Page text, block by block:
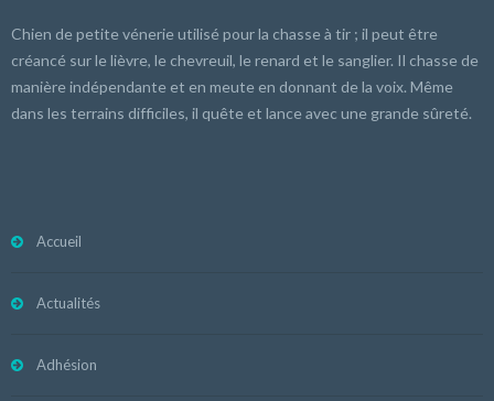
Chien de petite vénerie utilisé pour la chasse à tir ; il peut être
créancé sur le lièvre, le chevreuil, le renard et le sanglier. Il chasse de
manière indépendante et en meute en donnant de la voix. Même
dans les terrains difficiles, il quête et lance avec une grande sûreté.
Accueil
Actualités
Adhésion